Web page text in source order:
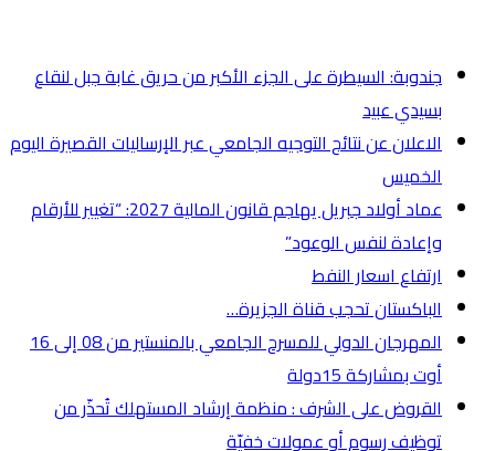
جندوبة: السيطرة على الجزء الأكبر من حريق غابة جبل لنقاع
بسيدي عبيد
الاعلان عن نتائج التوجيه الجامعي عبر الإرساليات القصيرة اليوم
الخميس
عماد أولاد جبريل يهاجم قانون المالية 2027: “تغيير للأرقام
وإعادة لنفس الوعود”
ارتفاع اسعار النفط
الباكستان تحجب قناة الجزيرة…
المهرجان الدولي للمسرح الجامعي بالمنستير من 08 إلى 16
أوت بمشاركة 15دولة
القروض على الشرف : منظمة إرشاد المستهلك تُحذّر من
توظيف رسوم أو عمولات خفيّة